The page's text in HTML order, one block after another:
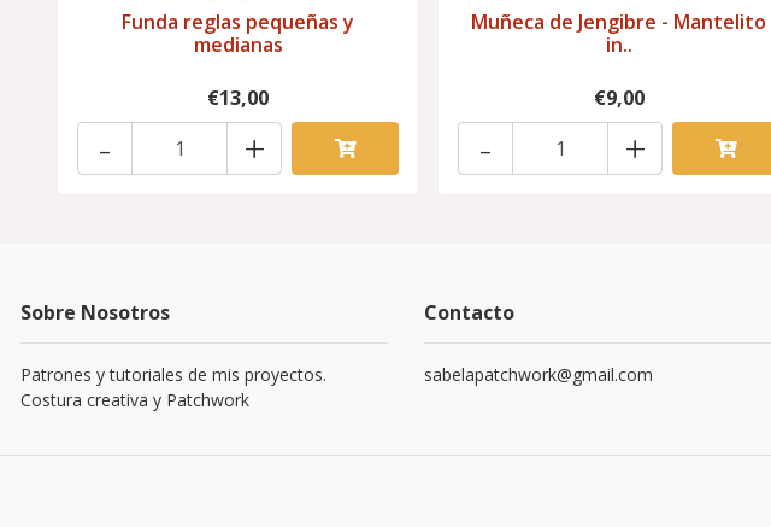
Funda reglas pequeñas y
medianas
€13,00
+
-
Muñeca de Jengibre - Mantelito
in..
€9,00
+
-
Sobre Nosotros
Patrones y tutoriales de mis proyectos.
Costura creativa y Patchwork
Contacto
sabelapatchwork@gmail.com